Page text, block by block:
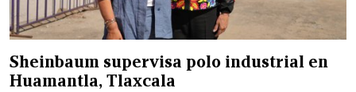
Sheinbaum supervisa polo industrial en
Huamantla, Tlaxcala